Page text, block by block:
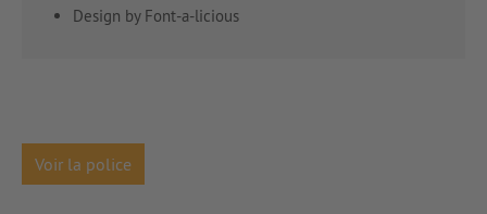
Design by Font-a-licious
Voir la police